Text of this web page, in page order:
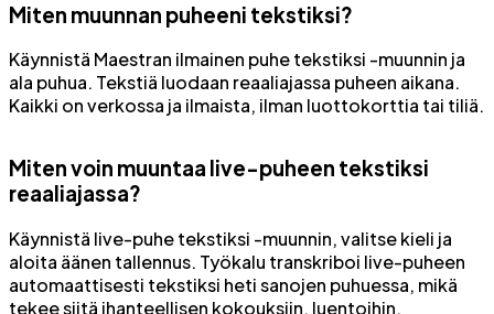
Miten muunnan puheeni tekstiksi?
Käynnistä Maestran ilmainen puhe tekstiksi -muunnin ja
ala puhua. Tekstiä luodaan reaaliajassa puheen aikana.
Kaikki on verkossa ja ilmaista, ilman luottokorttia tai tiliä.
Miten voin muuntaa live-puheen tekstiksi
reaaliajassa?
Käynnistä live-puhe tekstiksi -muunnin, valitse kieli ja
aloita äänen tallennus. Työkalu transkriboi live-puheen
automaattisesti tekstiksi heti sanojen puhuessa, mikä
tekee siitä ihanteellisen kokouksiin, luentoihin,